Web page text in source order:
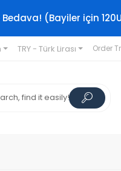
(Bayiler için
TRY - Türk Lirası Order